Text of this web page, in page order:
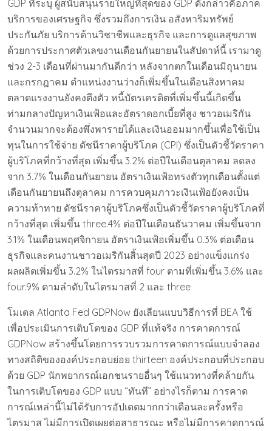
GDP ที่ระบุ ผู้สนับสนุนรายใหญ่ที่สุดของ GDP ดังกล่าวคือภาค
บริการของเศรษฐกิจ ซึ่งรวมถึงการเงิน อสังหาริมทรัพย์
ประกันภัย บริการด้านวิชาชีพและธุรกิจ และการดูแลสุขภาพ
ด้วยการประกาศตัวเลขงานเดือนกันยายนในสัปดาห์นี้ เรามาดู
ช่วง 2-3 เดือนที่ผ่านมากันดีกว่า หลังจากตกในเดือนมิถุนายน
และกรกฎาคม ตำแหน่งงานว่างก็เพิ่มขึ้นในเดือนสิงหาคม
ตลาดแรงงานยังคงตึงตัว หนี้บัตรเครดิตที่เพิ่มขึ้นนี้เกิดขึ้น
ท่ามกลางปัญหาเงินเฟ้อและอัตราดอกเบี้ยที่สูง ชาวอเมริกัน
จำนวนมากจะต้องพึ่งพารายได้และเงินออมมากขึ้นเพื่อใช้เป็น
ทุนในการใช้จ่าย ดัชนีราคาผู้บริโภค (CPI) ซึ่งเป็นตัวชี้วัดราคา
ผู้บริโภคที่กว้างที่สุด เพิ่มขึ้น 3.2% ต่อปีในเดือนตุลาคม ลดลง
จาก 3.7% ในเดือนกันยายน อัตราเงินเฟ้อทรงตัวทุกเดือนตั้งแต่
เดือนกันยายนถึงตุลาคม การควบคุมภาวะเงินเฟ้อยังคงเป็น
ความท้าทาย ดัชนีราคาผู้บริโภคซึ่งเป็นตัวชี้วัดราคาผู้บริโภคที่
กว้างที่สุด เพิ่มขึ้น three.4% ต่อปีในเดือนธันวาคม เพิ่มขึ้นจาก
3.1% ในเดือนพฤศจิกายน อัตราเงินเฟ้อเพิ่มขึ้น 0.3% ต่อเดือน
ธุรกิจและคนงานชาวอเมริกันสิ้นสุดปี 2023 อย่างแข็งแกร่ง
ผลผลิตเพิ่มขึ้น 3.2% ในไตรมาสที่ four ตามที่เพิ่มขึ้น 3.6% และ
four.9% ตามลำดับในไตรมาสที่ 2 และ three
โมเดล Atlanta Fed GDPNow ยังเลียนแบบวิธีการที่ BEA ใช้
เพื่อประเมินการเติบโตของ GDP ที่แท้จริง การคาดการณ์
GDPNow สร้างขึ้นโดยการรวบรวมการคาดการณ์แบบจำลอง
ทางสถิติขององค์ประกอบย่อย thirteen องค์ประกอบที่ประกอบ
ด้วย GDP นักพยากรณ์เอกชนรายอื่นๆ ใช้แนวทางที่คล้ายกัน
ในการเติบโตของ GDP แบบ “ทันที” อย่างไรก็ตาม การคาด
การณ์เหล่านี้ไม่ได้รับการอัปเดตมากกว่าเดือนละครั้งหรือ
ไตรมาส ไม่มีการเปิดเผยต่อสาธารณะ หรือไม่มีการคาดการณ์